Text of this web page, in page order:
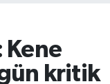
Kene
kritik